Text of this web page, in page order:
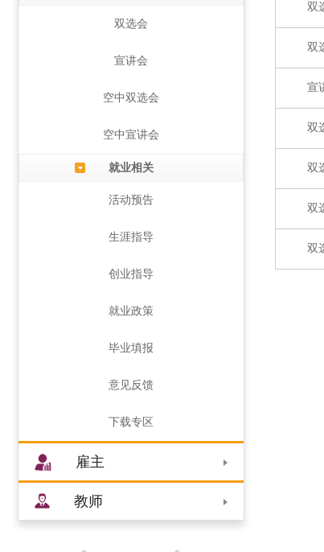
双选会
宣讲会
空中双选会
空中宣讲会
就业相关
活动预告
生涯指导
创业指导
就业政策
毕业填报
意见反馈
下载专区
雇主
教师
双
双
宣
双
双
双
双